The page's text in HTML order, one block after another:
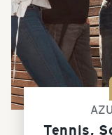
Tennis,